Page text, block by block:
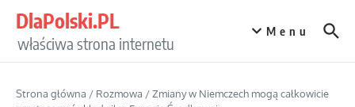
DlaPolski.PL
właściwa strona internetu
Menu
Strona główna / Rozmowa /Zmiany w Niemczech mogą całkowicie